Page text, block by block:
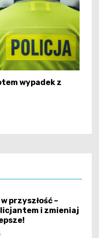
wypadek z
przyszłość –
i zmieniaj